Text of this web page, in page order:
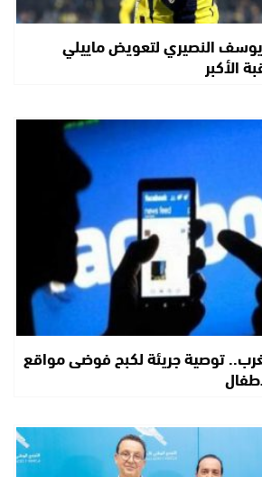
النصيري لتعويض ماييلي
الأكبر
توصية جريئة لكبح فوضى مواقع